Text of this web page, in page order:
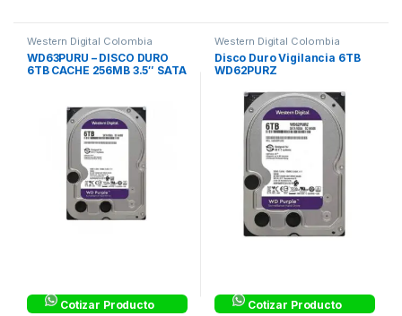
Western Digital Colombia
WD63PURU – DISCO DURO
6TB CACHE 256MB 3.5″ SATA
Cotizar Producto
Western Digital Colombia
Disco Duro Vigilancia 6TB
WD62PURZ
Cotizar Producto